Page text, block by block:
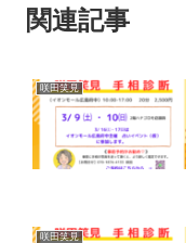
関連記事
咲田笑見
咲田笑見